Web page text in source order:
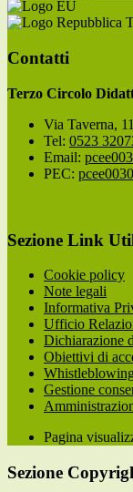
Contatti
Terzo Circolo
Via Taverna,
Tel: 0523
Email:
PEC:
Sezione Link
Cookie policy
Note legali
Informativa
Ufficio
Dichiarazione
Obiettivi di
Gestione
Pagina
Sezione